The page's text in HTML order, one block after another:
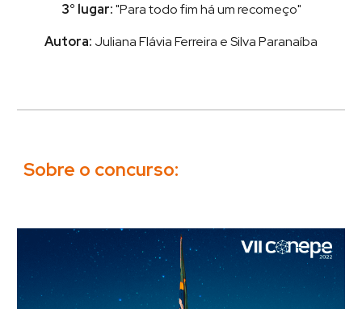
3° lugar:"Para todo fim há um recomeço"
Autora: Juliana Flávia Ferreira e Silva Paranaíba
Sobre o concurso: